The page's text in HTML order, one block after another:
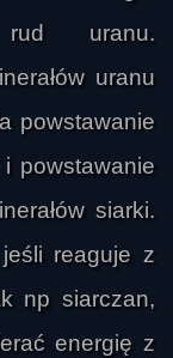
uranu.
uranu
powstawanie
powstawanie
siarki.
reaguje z
np siarczan,
energię z